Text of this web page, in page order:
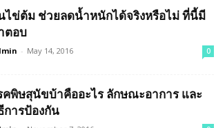
ไข่ต้ม ช่วยลดน้ำหนักได้จริงหรือไม่ ที่นี้มี
ตอบ
- May 14, 2016 0
คพิษสุนัขบ้าคืออะไร ลักษณะอาการ และ
การป้องกัน